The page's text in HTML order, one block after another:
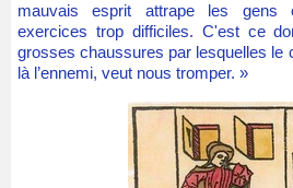
mauvais esprit attrape les gens
exercices trop difficiles. C'est ce
grosses chaussures par lesquelles le
là l’ennemi, veut nous tromper. »